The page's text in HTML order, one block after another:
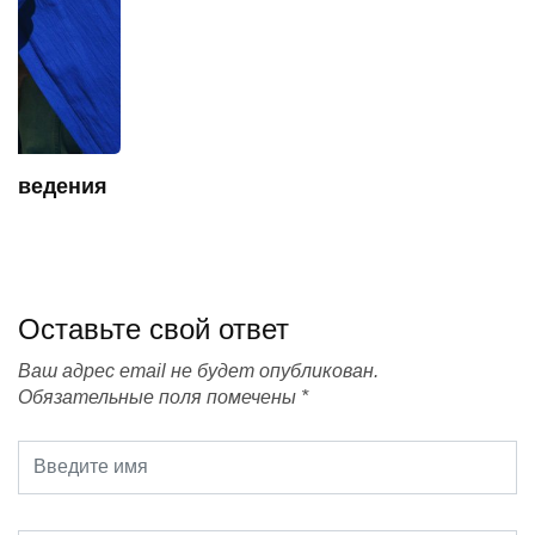
Оставьте свой ответ
Ваш адрес email не будет опубликован.
Обязательные поля помечены *